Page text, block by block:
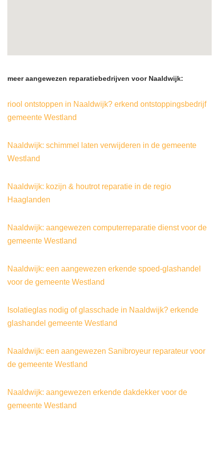
meer aangewezen reparatiebedrijven voor Naaldwijk:
riool ontstoppen in Naaldwijk? erkend ontstoppingsbedrijf
gemeente Westland
Naaldwijk: schimmel laten verwijderen in de gemeente
Westland
Naaldwijk: kozijn & houtrot reparatie in de regio
Haaglanden
Naaldwijk: aangewezen computerreparatie dienst voor de
gemeente Westland
Naaldwijk: een aangewezen erkende spoed-glashandel
voor de gemeente Westland
Isolatieglas nodig of glasschade in Naaldwijk? erkende
glashandel gemeente Westland
Naaldwijk: een aangewezen Sanibroyeur reparateur voor
de gemeente Westland
Naaldwijk: aangewezen erkende dakdekker voor de
gemeente Westland